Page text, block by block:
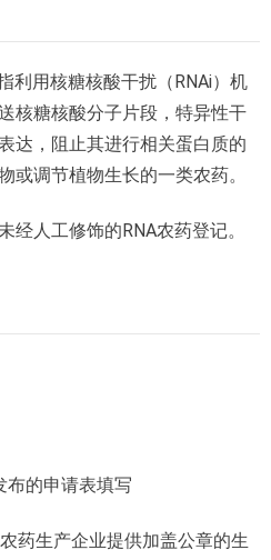
利用核糖核酸干扰（RNAi）机
核糖核酸分子片段，特异性干
达，阻止其进行相关蛋白质的
或调节植物生长的一类农药。
经人工修饰的RNA农药登记。
布的申请表填写
药生产企业提供加盖公章的生